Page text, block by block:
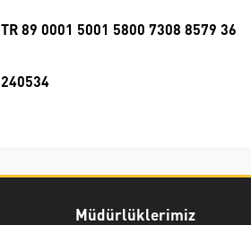
TR 89 0001 5001 5800 7308 8579 36
240534
Müdürlüklerimiz